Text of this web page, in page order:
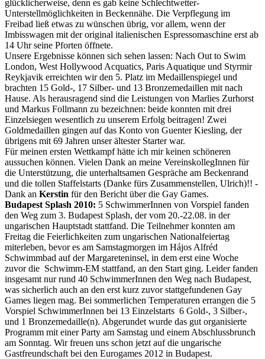
glücklicherweise, denn es gab keine Schlechtwetter-
Unterstellmöglichkeiten in Beckennähe. Die Verpflegung im
Freibad ließ etwas zu wünschen übrig, vor allem, wenn der
Imbisswagen mit der original italienischen Espressomaschine erst ab
14 Uhr seine Pforten öffnete.
Unsere Ergebnisse können sich sehen lassen: Nach Out to Swim
London, West Hollywood Acquatics, Paris Aquatique und Styrmir
Reykjavik erreichten wir den 5. Platz im Medaillenspiegel und
brachten 15 Gold-, 17 Silber- und 13 Bronzemedaillen mit nach
Hause. Als herausragend sind die Leistungen von Marlies Zurhorst
und Markus Follmann zu bezeichnen: beide konnten mit drei
Einzelsiegen wesentlich zu unserem Erfolg beitragen! Zwei
Goldmedaillen gingen auf das Konto von Guenter Kiesling, der
übrigens mit 69 Jahren unser ältester Starter war.
Für meinen ersten Wettkampf hätte ich mir keinen schöneren
aussuchen können. Vielen Dank an meine VereinskollegInnen für
die Unterstützung, die unterhaltsamen Gespräche am Beckenrand
und die tollen Staffelstarts (Danke fürs Zusammenstellen, Ulrich)!! -
Dank an Kerstin für den Bericht über die Gay Games.
Budapest Splash 2010: 5 SchwimmerInnen von Vorspiel fanden
den Weg zum 3. Budapest Splash, der vom 20.-22.08. in der
ungarischen Hauptstadt stattfand. Die Teilnehmer konnten am
Freitag die Feierlichkeiten zum ungarischen Nationalfeiertag
miterleben, bevor es am Samstagmorgen im Hájos Alfréd
Schwimmbad auf der Margareteninsel, in dem erst eine Woche
zuvor die Schwimm-EM stattfand, an den Start ging. Leider fanden
insgesamt nur rund 40 SchwimmerInnen den Weg nach Budapest,
was sicherlich auch an den erst kurz zuvor stattgefundenen Gay
Games liegen mag. Bei sommerlichen Temperaturen errangen die 5
Vorspiel SchwimmerInnen bei 13 Einzelstarts 6 Gold-, 3 Silber-,
und 1 Bronzemedaille(n). Abgerundet wurde das gut organisierte
Programm mit einer Party am Samstag und einem Abschlussbrunch
am Sonntag. Wir freuen uns schon jetzt auf die ungarische
Gastfreundschaft bei den Eurogames 2012 in Budapest.